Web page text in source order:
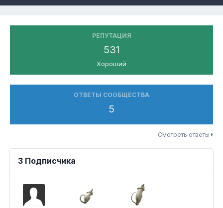
РЕПУТАЦИЯ
531
Хороший
ОТВЕТЫ СООБЩЕСТВА
5
Смотреть ответы
3 Подписчика